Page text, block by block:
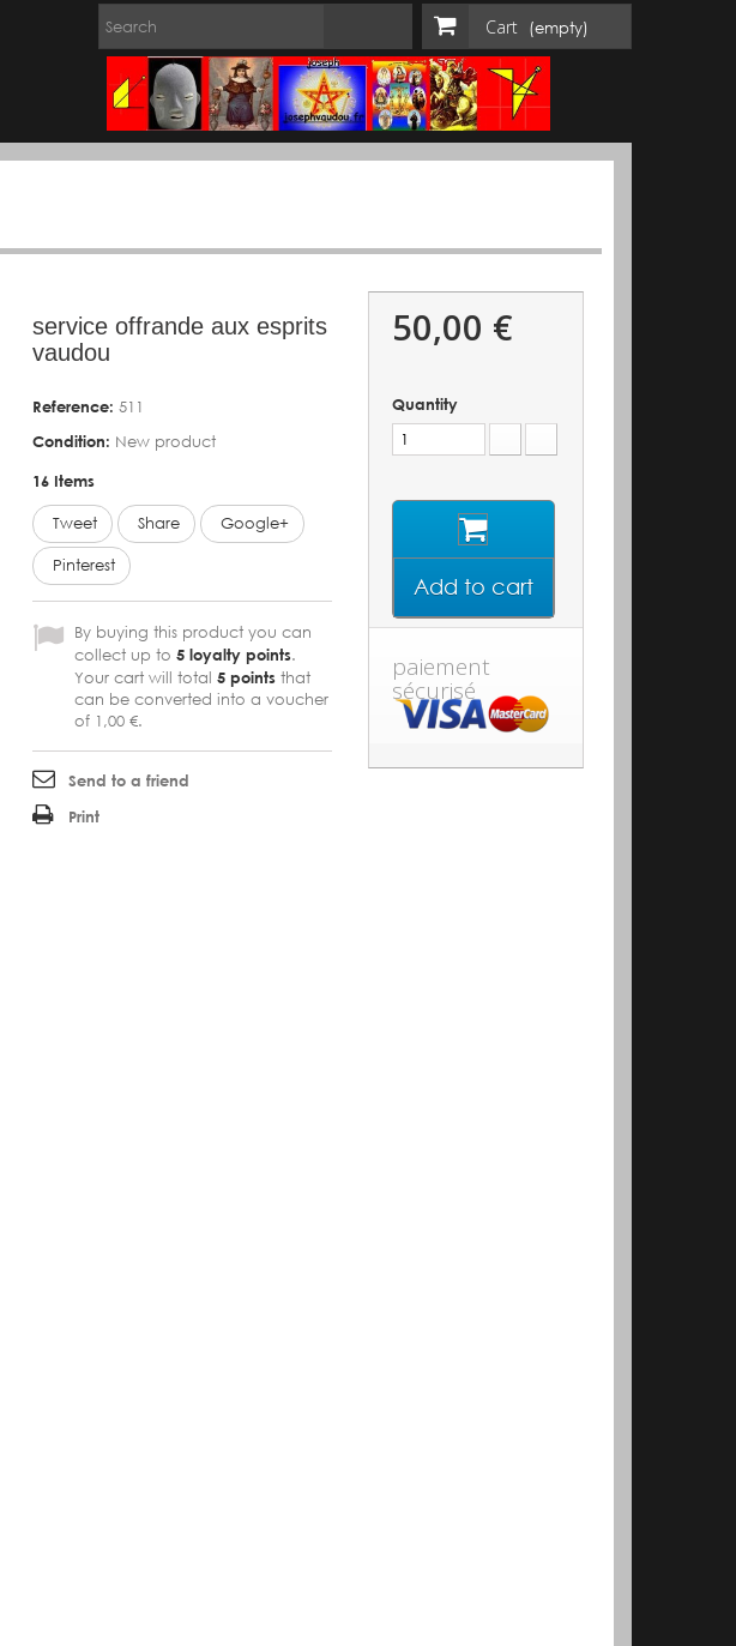
Cart (empty)
service offrande aux esprits
vaudou
Reference: 511
Condition: New product
16 Items
Tweet Share Google+
Pinterest
By buying this product you can
collect up to 5 loyalty points.
Your cart will total 5 points that
can be converted into a voucher
of 1,00 €.
Send to a friend
Print
50,00 €
Quantity
Add to cart
paiement
sécurisé